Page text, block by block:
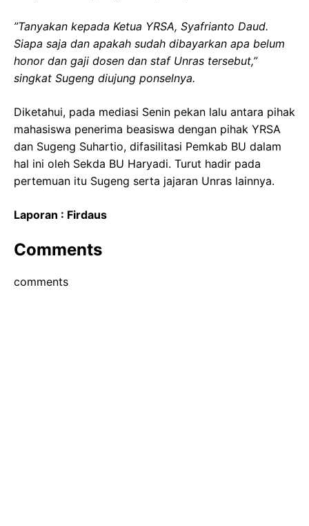
”Tanyakan kepada Ketua YRSA, Syafrianto Daud.
Siapa saja dan apakah sudah dibayarkan apa belum
honor dan gaji dosen dan staf Unras tersebut,”
singkat Sugeng diujung ponselnya.
Diketahui, pada mediasi Senin pekan lalu antara pihak
mahasiswa penerima beasiswa dengan pihak YRSA
dan Sugeng Suhartio, difasilitasi Pemkab BU dalam
hal ini oleh Sekda BU Haryadi. Turut hadir pada
pertemuan itu Sugeng serta jajaran Unras lainnya.
Laporan : Firdaus
Comments
comments